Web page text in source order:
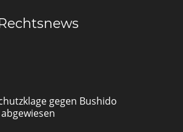
gegen Bushido